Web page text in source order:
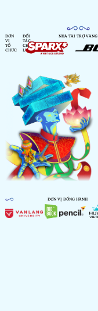
ĐƠN
VỊ
TỔ
CHỨC
ĐỐI
TÁC
CHIẾN
LƯỢC
NHÀ TÀI TRỢ VÀNG
ĐƠN VỊ ĐỒNG HÀNH